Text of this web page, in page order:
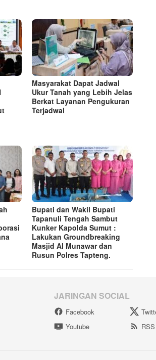
Masyarakat Dapat Jadwal
Ukur Tanah yang Lebih Jelas
Berkat Layanan Pengukuran
Terjadwal
Bupati dan Wakil Bupati
Tapanuli Tengah Sambut
Kunker Kapolda Sumut :
Lakukan Groundbreaking
Masjid Al Munawar dan
Rusun Polres Tapteng.
JARINGAN SOCIAL
Facebook
Youtube
RSS